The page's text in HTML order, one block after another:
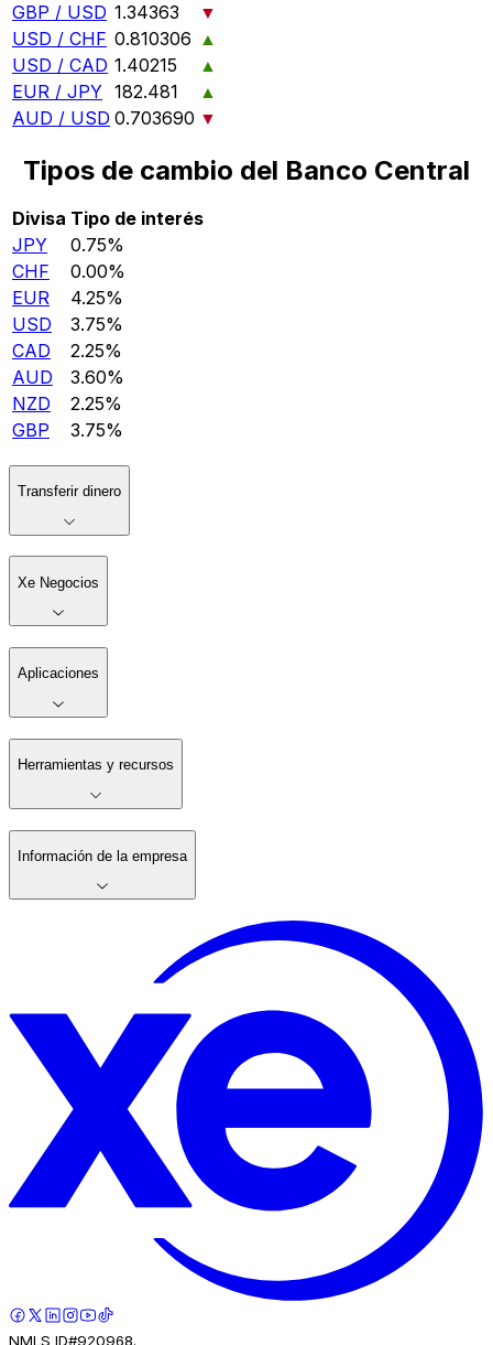
GBP / USD 1.34363
▼
USD / CHF 0.810306 ▲
USD / CAD 1.40215
▲
EUR / JPY 182.481
▲
AUD / USD 0.703690 ▼
Tipos de cambio del Banco Central
Divisa Tipo de interés
JPY
0.75%
CHF
0.00%
EUR
4.25%
USD
3.75%
CAD
2.25%
AUD
3.60%
NZD
2.25%
GBP
3.75%
Transferir dinero
Xe Negocios
Aplicaciones
Herramientas y recursos
Información de la empresa
NMLS ID#920968.